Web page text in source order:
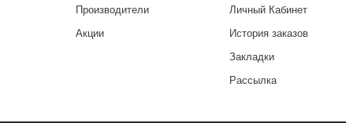
Производители
Акции
Личный Кабинет
История заказов
Закладки
Рассылка